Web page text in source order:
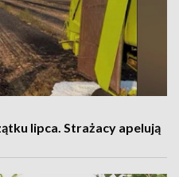
lipca. Strażacy apelują